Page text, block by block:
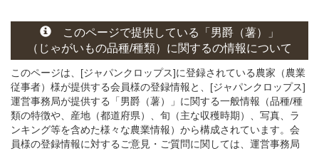
このページで提供している
「男爵（薯）」
（じゃがいもの品種/種類） に関するの情報について
このページは、[ジャパンクロップス]に登録されている農家（農業
従事者）様が提供する会員様の登録情報と、[ジャパンクロップス]
運営事務局が提供する「男爵（薯）」 に関する一般情報（品種/種
類の特徴や、産地（都道府県）、旬（主な収穫時期）、写真、ラ
ンキング等を含めた様々な農業情報）から構成されています。会
員様の登録情報に対するご意見・ご質問に関しては、運営事務局